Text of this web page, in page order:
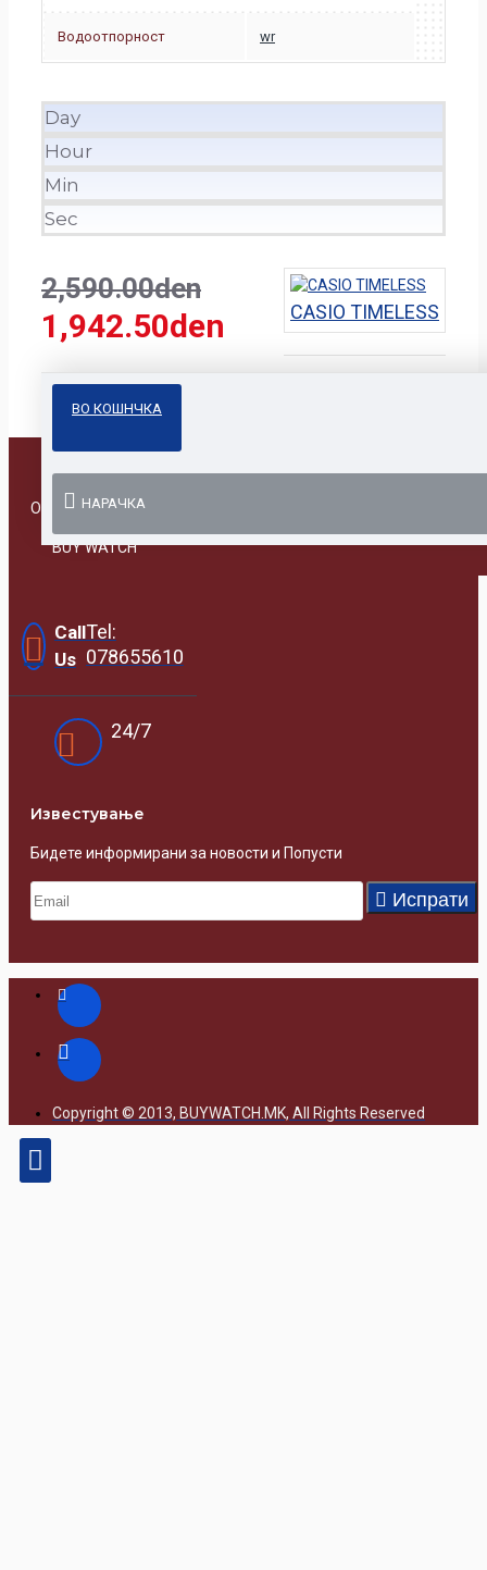
Водоотпорност wr
Day
Hour
Min
Sec
2,590.00den
1,942.50den CASIO TIMELESS
ВО КОШНЧКА
НАРАЧКА
Online Prodavnica
BUY WATCH
Call
Us
Tel:
078655610
24/7
Известувањe
Бидете информирани за новости и Попусти
Испрати
Copyright © 2013, BUYWATCH.MK, All Rights Reserved